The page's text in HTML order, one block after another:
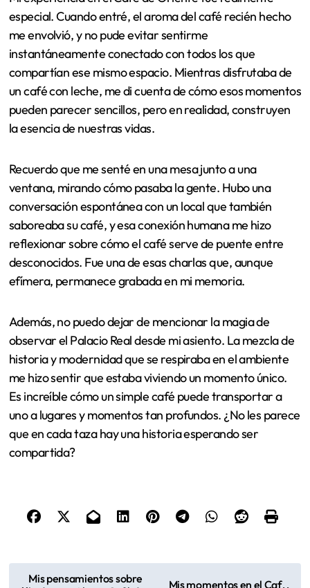
duda, te dejará un grato recuerdo de tu visita.
Experiencia personal en
Café de Oriente
especial. Cuando entré, el aroma del café recién hecho
me envolvió, y no pude evitar sentirme
instantáneamente conectado con todos los que
compartían ese mismo espacio. Mientras disfrutaba de
un café con leche, me di cuenta de cómo esos momentos
pueden parecer sencillos, pero en realidad, construyen
la esencia de nuestras vidas.
Recuerdo que me senté en una mesa junto a una
ventana, mirando cómo pasaba la gente. Hubo una
conversación espontánea con un local que también
saboreaba su café, y esa conexión humana me hizo
reflexionar sobre cómo el café serve de puente entre
desconocidos. Fue una de esas charlas que, aunque
efímera, permanece grabada en mi memoria.
historia y modernidad que se respiraba en el ambiente
uno a lugares y momentos tan profundos. ¿No les parece